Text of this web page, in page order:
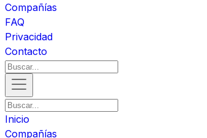
Compañías
FAQ
Privacidad
Contacto
Inicio
Compañías